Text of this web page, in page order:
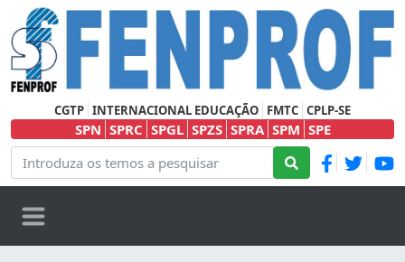
CGTP INTERNACIONAL EDUCAÇÃO FMTC CPLP-SE
SPN SPRC SPGL SPZS SPRA SPM SPE